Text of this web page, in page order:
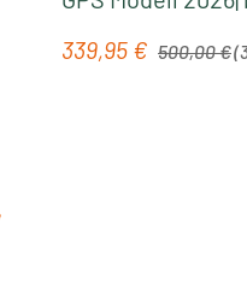
Verkaufspreis:
339,95 € 500,00 €